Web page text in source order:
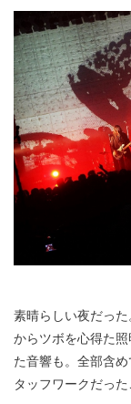
素晴らしい夜だっ
からツボを心得た
た音響も。全部含
タッフワークだっ